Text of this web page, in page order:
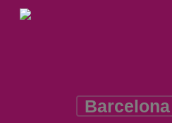
Skip
Barcelona